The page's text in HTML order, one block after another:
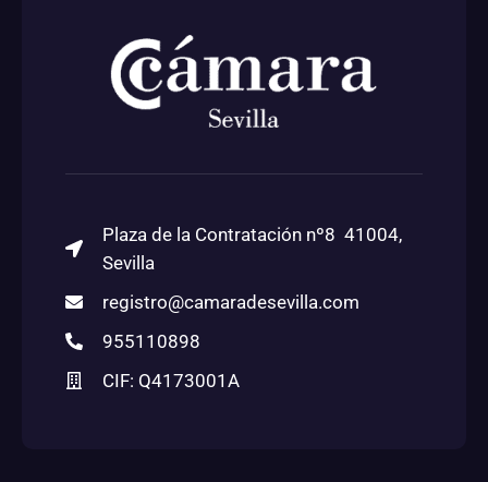
Plaza de la Contratación nº8 41004,
Sevilla
registro@camaradesevilla.com
955110898
CIF: Q4173001A